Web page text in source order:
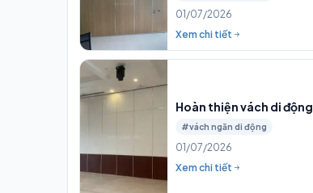
01/07/2026
Xem chi tiết
Hoàn thiện vách di động
#vách ngăn di động
01/07/2026
Xem chi tiết